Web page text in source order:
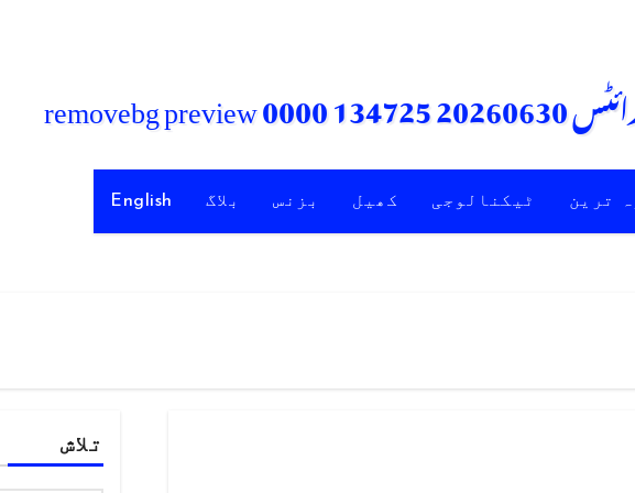
ترین ٹیکنالوجی کھیل بزنس بلاگ English
تلاش